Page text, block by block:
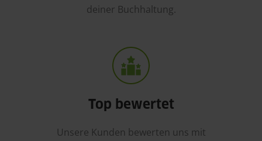
deiner Buchhaltung.
Top bewertet
Unsere Kunden bewerten uns mit